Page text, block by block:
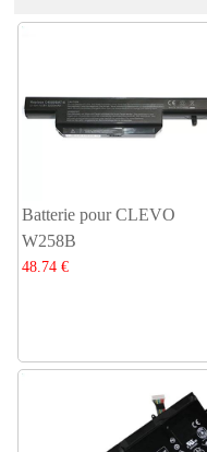
Batterie pour CLEVO
W258B
48.74 €